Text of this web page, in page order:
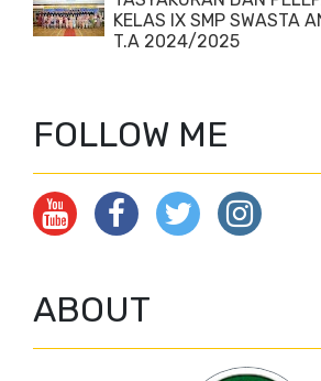
KELAS IX SMP SWASTA
T.A 2024/2025
FOLLOW ME
ABOUT